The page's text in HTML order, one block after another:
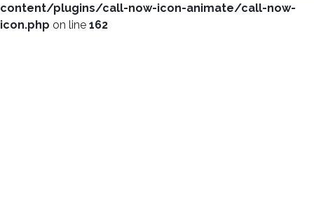
content/plugins/call-now-icon-animate/call-now-
icon.php on line 162